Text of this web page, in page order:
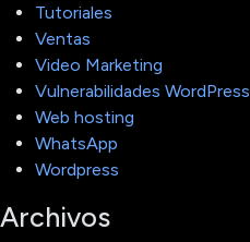
Tutoriales
Ventas
Video Marketing
Vulnerabilidades WordPress
Web hosting
WhatsApp
Wordpress
Archivos